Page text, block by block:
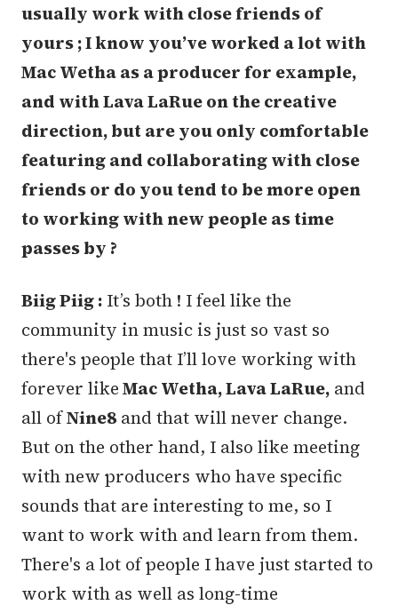
usually work with close friends of
yours ; I know you’ve worked a lot with
Mac Wetha as a producer for example,
and with Lava LaRue on the creative
direction, but are you only comfortable
featuring and collaborating with close
friends or do you tend to be more open
to working with new people as time
passes by ?
Biig Piig : It’s both ! I feel like the
community in music is just so vast so
there's people that I’ll love working with
forever likeMac Wetha, Lava LaRue, and
all ofNine8 and that will never change.
But on the other hand, I also like meeting
with new producers who have specific
sounds that are interesting to me, so I
want to work with and learn from them.
There's a lot of people I have just started to
work with as well as long-time